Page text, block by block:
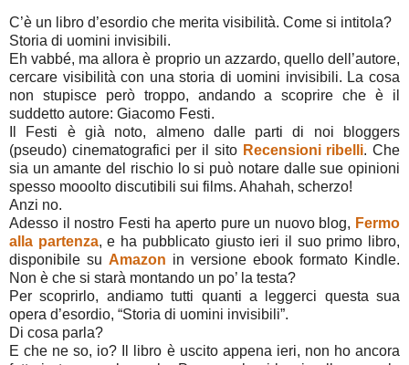
C’è un libro d’esordio che merita visibilità. Come si intitola?
Storia di uomini invisibili.
Eh vabbé, ma allora è proprio un azzardo, quello dell’autore,
cercare visibilità con una storia di uomini invisibili. La cosa
non stupisce però troppo, andando a scoprire che è il
suddetto autore: Giacomo Festi.
Il Festi è già noto, almeno dalle parti di noi bloggers
(pseudo) cinematografici per il sito Recensioni ribelli. Che
sia un amante del rischio lo si può notare dalle sue opinioni
spesso mooolto discutibili sui films. Ahahah, scherzo!
Anzi no.
Adesso il nostro Festi ha aperto pure un nuovo blog, Fermo
alla partenza, e ha pubblicato giusto ieri il suo primo libro,
disponibile su Amazon in versione ebook formato Kindle.
Non è che si starà montando un po’ la testa?
Per scoprirlo, andiamo tutti quanti a leggerci questa sua
opera d’esordio, “Storia di uomini invisibili”.
Di cosa parla?
E che ne so, io? Il libro è uscito appena ieri, non ho ancora